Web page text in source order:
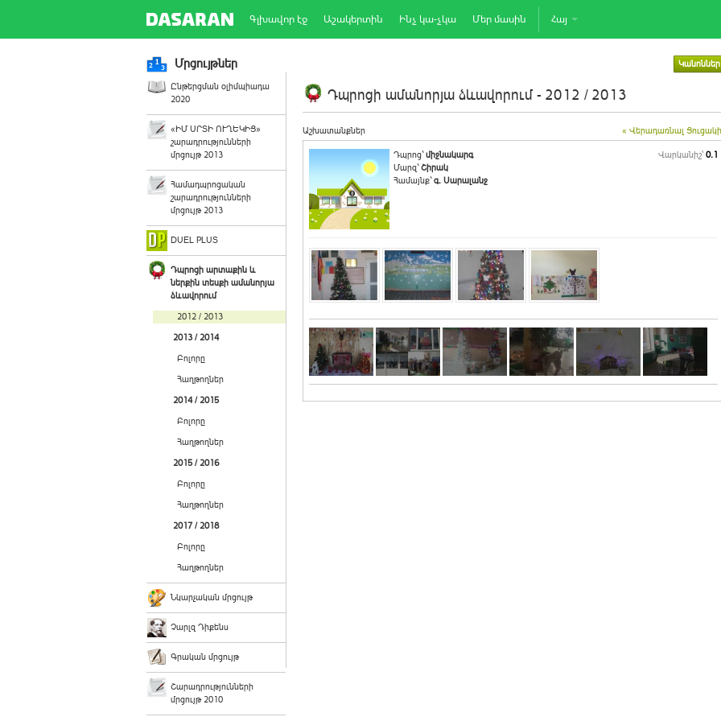
Գլխավոր էջ Աշակերտին Ինչ կա-չկա Մեր մասին Հայ
Մրցույթներ Կանոններ
Ընթերցման օլիմպիադա
2020
«ԻՄ ՍՐՏԻ ՈՒՂԵԿԻՑ»
շարադրությունների
մրցույթ 2013
Համադպրոցական
շարադրությունների
մրցույթ 2013
DUEL PLUS
Դպրոցի արտաքին և
ներքին տեսքի ամանորյա
ձևավորում
2012 / 2013
2013 / 2014
Բոլորը
Հաղթողներ
2014 / 2015
Բոլորը
Հաղթողներ
2015 / 2016
Բոլորը
Հաղթողներ
2017 / 2018
Բոլորը
Հաղթողներ
Նկարչական մրցույթ
Չարլզ Դիքենս
Գրական մրցույթ
Շարադրությունների
մրցույթ 2010
Դպրոցի ամանորյա ձևավորում - 2012 / 2013
Աշխատանքներ « Վերադառնալ
Դպրոց`միջնակարգ
Մարզ`Շիրակ
Համայնք`գ. Սարալանջ
Վարկանիշ՝ 0.1